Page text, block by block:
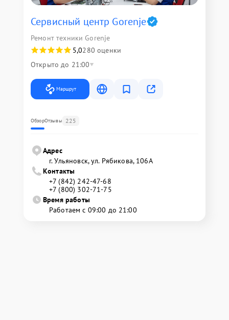
Сервисный центр Gorenje
Ремонт техники Gorenje
5,0280 оценки
Открыто до 21:00
Маршрут
ОбзорОтзывы 225
Адрес
г. Ульяновск, ул. Рябикова, 106А
Контакты
+7 (842) 242-47-68
+7 (800) 302-71-75
Время работы
Работаем с 09:00 до 21:00